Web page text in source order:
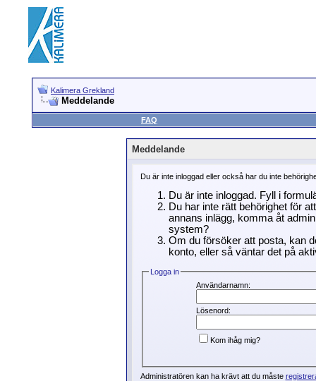
Kalimera Grekland
Meddelande
FAQ
Meddelande
Du är inte inloggad eller också har du inte
Du är inte inloggad. Fyll i
Du har inte rätt behörighet för
annans inlägg, komma åt
system?
Om du försöker att posta, kan
konto, eller så väntar det på
Logga in
Användarnamn:
Lösenord:
Kom ihåg mig?
Administratören kan ha krävt att du måste